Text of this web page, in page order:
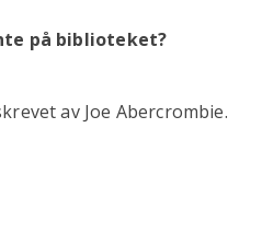
på biblioteket?
av Joe Abercrombie.